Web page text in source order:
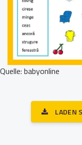
Quelle: babyonline
LADEN